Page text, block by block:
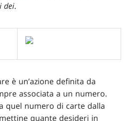
dei.
è un’azione definita da
associata a un numero.
quel numero di carte dalla
quante desideri in